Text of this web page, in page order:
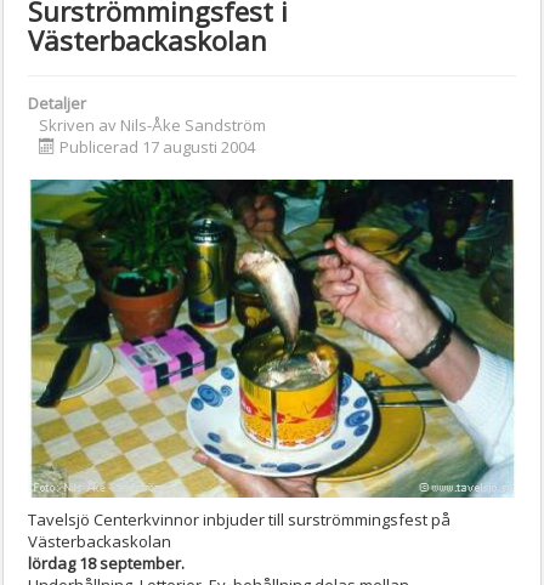
Surströmmingsfest i
Västerbackaskolan
Detaljer
Skriven av Nils-Åke Sandström
Publicerad 17 augusti 2004
Tavelsjö Centerkvinnor inbjuder till surströmmingsfest på
Västerbackaskolan
lördag 18 september.